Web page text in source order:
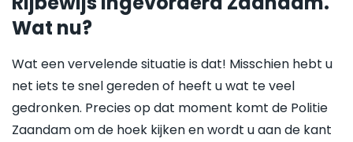
Wat nu?
Wat een vervelende situatie is dat! Misschien hebt u
net iets te snel gereden of heeft u wat te veel
gedronken. Precies op dat moment komt de Politie
Zaandam om de hoek kijken en wordt u aan de kant